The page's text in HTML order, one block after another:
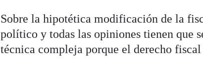
Sobre la hipotética modificación de la
político y todas las opiniones tienen que
técnica compleja porque el derecho